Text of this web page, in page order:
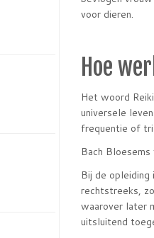
voor dieren.
Hoe
Het woord
universele
frequentie of
Bach
Bij de
rechtstreeks,
waarover later
uitsluitend